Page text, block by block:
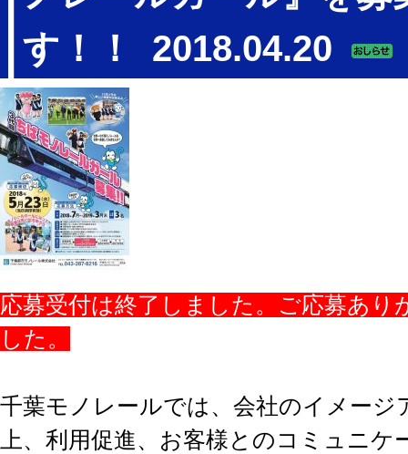
す！！
2018.04.20
応募受付は終了しました。ご応募あり
した。
千葉モノレールでは、会社のイメージ
上、利用促進、お客様とのコミュニケ